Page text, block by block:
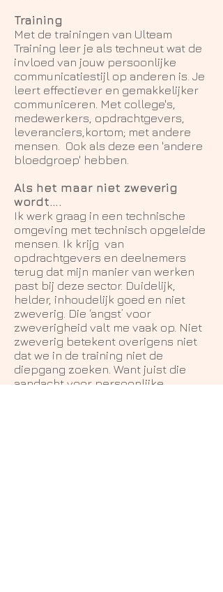
Training
Met de trainingen van Ulteam
Training leer je als techneut wat de
invloed van jouw persoonlijke
communicatiestijl op anderen is. Je
leert effectiever en gemakkelijker
communiceren. Met college's,
medewerkers, opdrachtgevers,
leveranciers,kortom; met andere
mensen. Ook als deze een 'andere
bloedgroep' hebben.
Als het maar niet zweverig
wordt….
Ik werk graag in een technische
omgeving met technisch opgeleide
mensen. Ik krijg van
opdrachtgevers en deelnemers
terug dat mijn manier van werken
past bij deze sector. Duidelijk,
helder, inhoudelijk goed en niet
zweverig. Die ‘angst’ voor
zweverigheid valt me vaak op. Niet
zweverig betekent overigens niet
dat we in de training niet de
diepgang zoeken. Want juist die
aandacht voor persoonlijke